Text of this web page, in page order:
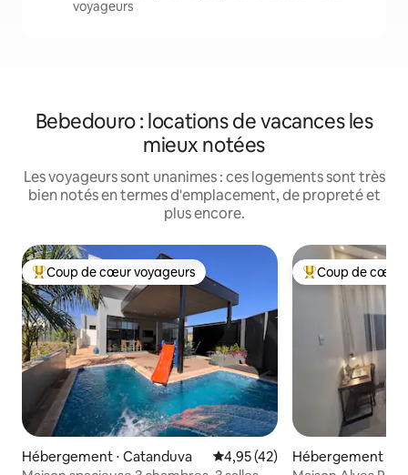
voyageurs
Bebedouro : locations de vacances les
mieux notées
Les voyageurs sont unanimes : ces logements sont très
bien notés en termes d'emplacement, de propreté et
plus encore.
Coups de cœur voyageurs les plus appréciés
Coup de cœur voyageurs
Hébergement ⋅ Catanduva Évaluation moyenne sur la
4,95 (42)
Coups de cœur
Coup de cœur
Hébergement ⋅